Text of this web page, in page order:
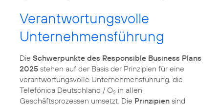
Verantwortungsvolle
Unternehmensführung
Die Schwerpunkte des Responsible Business Plans
2025 stehen auf der Basis der Prinzipien für eine
verantwortungsvolle Unternehmensführung, die
Telefónica Deutschland / O2 in allen
Geschäftsprozessen umsetzt. Die Prinzipien sind